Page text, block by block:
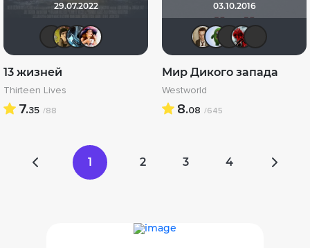
29.07.2022
PsychoPanda o_O
kori_grace
13 жизней
Thirteen Lives
7.35 /88
03.10.2016
Кастер
Мир Дикого запада
Westworld
8.08 /645
1 2 3 4